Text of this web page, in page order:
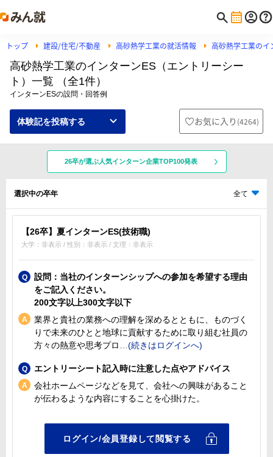
トップ 建設/住宅/不動産 高砂熱学工業の就活情報 高砂熱学工業のイ
高砂熱学工業のインターンES（エントリーシー
ト）一覧 （全1件）
インターンESの設問・回答例
体験記を投稿する お気に入り (4264)
26卒が選ぶ人気インターン企業TOP100発表
選択中の卒年 全て
【26卒】夏インターンES(技術職)
大学：非表示 / 性別：非表示 / 文理：非表示
設問：当社のインターンシップへの参加を希望する理由
をご記入ください。
200文字以上300文字以下
業界と貴社の業務への理解を深めるとともに、ものづく
りで未来のひとと地球に貢献するために取り組む社員の
方々の熱意や思考プロ
エントリーシート記入時に注意した点やアドバイス
会社ホームページなどを見て、会社への興味があること
が伝わるような内容にすることを心掛けた。